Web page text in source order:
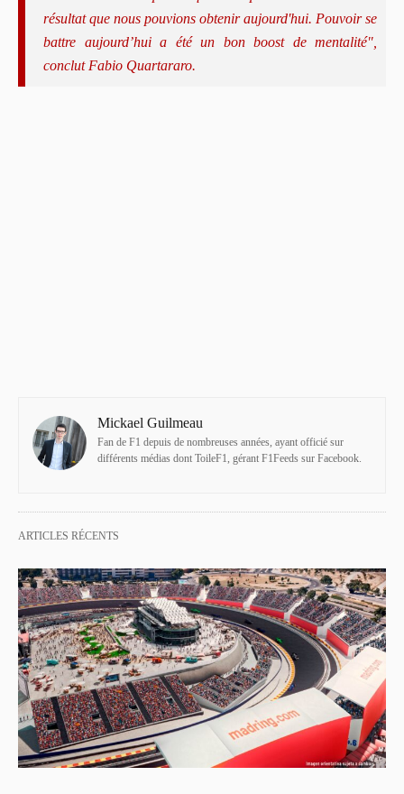
résultat que nous pouvions obtenir aujourd'hui. Pouvoir se
battre aujourd’hui a été un bon boost de mentalité",
conclut Fabio Quartararo.
Mickael Guilmeau
Fan de F1 depuis de nombreuses années, ayant officié sur
différents médias dont ToileF1, gérant F1Feeds sur Facebook.
ARTICLES RÉCENTS